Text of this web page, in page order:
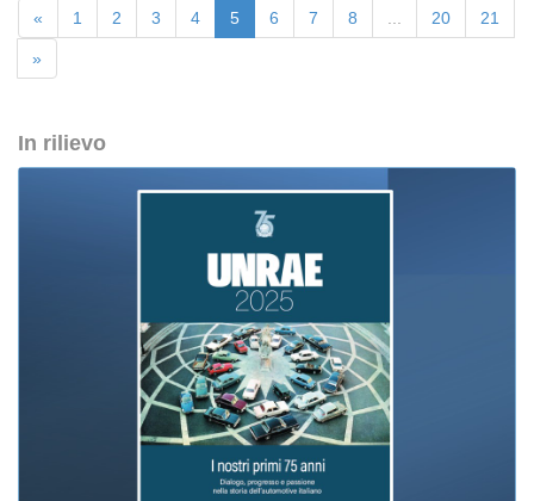
« 1 2 3 4 5 6 7 8 20 21
»
In rilievo